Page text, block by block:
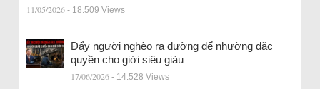
11/05/2026 - 18.509 Views
Đẩy người nghèo ra đường để nhường đặc
quyền cho giới siêu giàu
17/06/2026 - 14.528 Views